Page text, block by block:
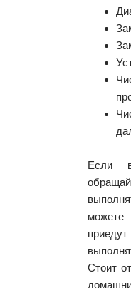
Если
можете
Стоит